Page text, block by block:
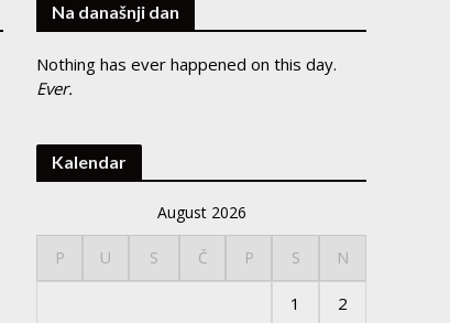
Na današnji dan
Nothing has ever happened on this day.
Ever.
Kalendar
August 2026
P U S Č P S N
1 2